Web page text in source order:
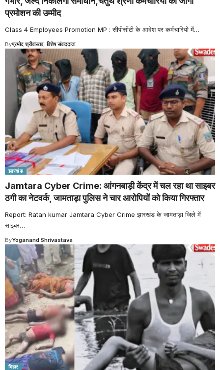
प्रमोशन की उम्मीद
Class 4 Employees Promotion MP : सीपीसीटी के आदेश पर कर्मचारियों में…
Byप्रमोद श्रीवास्तव, विशेष संवाददाता
झारखंड
Jamtara Cyber Crime: आंगनबाड़ी केंद्र में चल रहा था साइबर
ठगी का नेटवर्क, जामताड़ा पुलिस ने चार आरोपियों को किया गिरफ्तार
Report: Ratan kumar Jamtara Cyber Crime झारखंड के जामताड़ा जिले में
साइबर…
ByYoganand Shrivastava
बिहार